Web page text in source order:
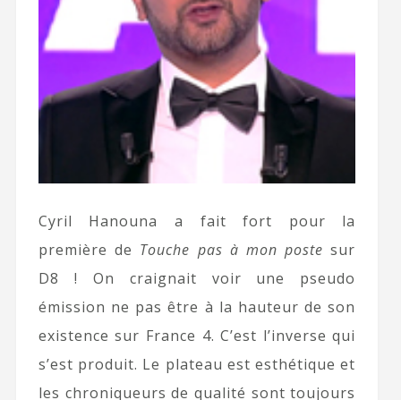
Cyril Hanouna a fait fort pour la
première de Touche pas à mon poste sur
D8 ! On craignait voir une pseudo
émission ne pas être à la hauteur de son
existence sur France 4. C’est l’inverse qui
s’est produit. Le plateau est esthétique et
les chroniqueurs de qualité sont toujours